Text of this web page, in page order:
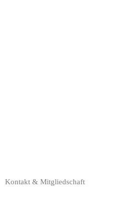
Kontakt & Mitgliedschaft